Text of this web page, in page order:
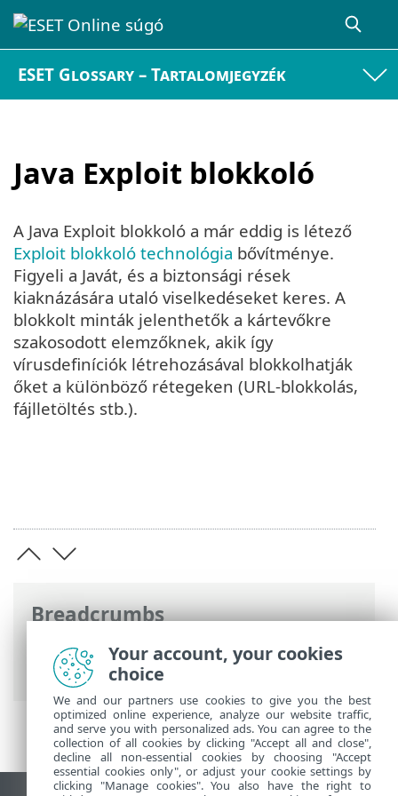
ESET Glossary – Tartalomjegyzék
Java Exploit blokkoló
Breadcrumbs
ESET Online súgó>ESET Glossary>ESET-
technológiák > Java Exploit blokkoló
A Java Exploit blokkoló a már eddig is létező
Exploit blokkoló technológia bővítménye.
Figyeli a Javát, és a biztonsági rések
kiaknázására utaló viselkedéseket keres. A
blokkolt minták jelenthetők a kártevőkre
szakosodott elemzőknek, akik így
vírusdefiníciók létrehozásával blokkolhatják
őket a különböző rétegeken (URL-blokkolás,
fájlletöltés stb.).
Your account, your cookies
choice
We and our partners use cookies to give you the best
optimized online experience, analyze our website traffic,
and serve you with personalized ads. You can agree to the
collection of all cookies by clicking "Accept all and close",
decline all non-essential cookies by choosing "Accept
essential cookies only", or adjust your cookie settings by
clicking "Manage cookies". You also have the right to